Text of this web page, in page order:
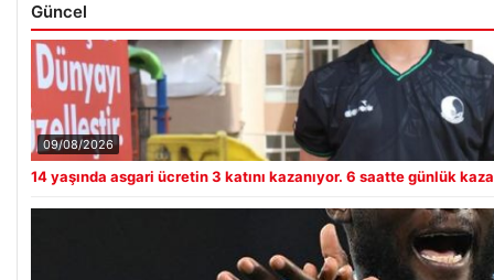
Güncel
09/08/2026
14 yaşında asgari ücretin 3 katını kazanıyor. 6 saatte günlük